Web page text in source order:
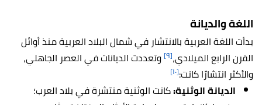
اللغة والديانة
بدأت اللغة العربية بالانتشار في شمال البلاد العربية منذ أوائل
القرن الرابع الميلادي،[٩]
وتعددت الديانات في العصر الجاهلي،
والأكثر انتشارًا كانت:[١٠]
الديانة الوثنية:كانت الوثنية منتشرة في بلاد العرب؛